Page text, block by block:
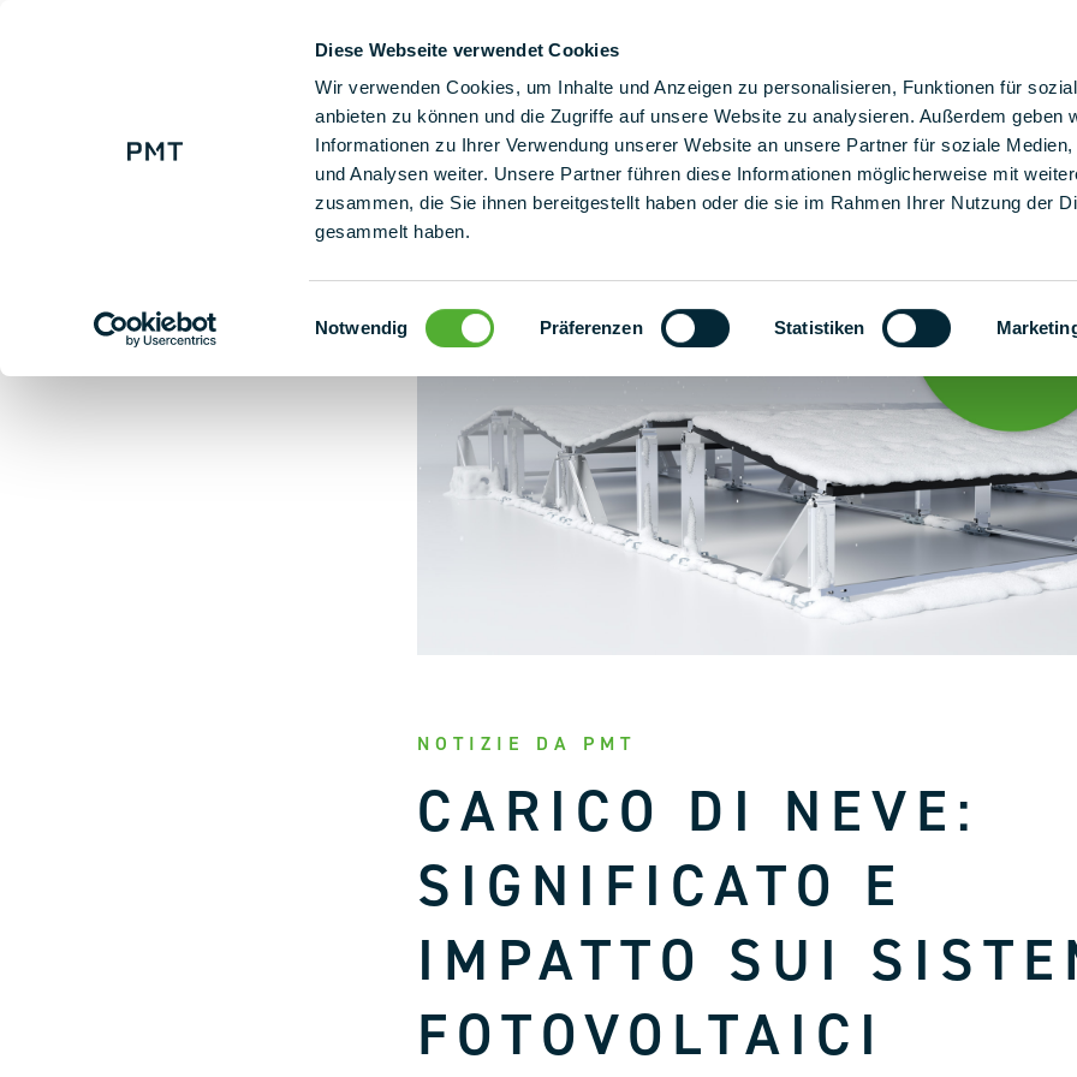
Diese Webseite verwendet Cookies
Wir verwenden Cookies, um Inhalte und Anzeigen zu personalisieren, Funktionen für
anbieten zu können und die Zugriffe auf unsere Website zu analysieren. Außerdem geben
Informationen zu Ihrer Verwendung unserer Website an unsere Partner für soziale Medien,
und Analysen weiter. Unsere Partner führen diese Informationen möglicherweise mit
zusammen, die Sie ihnen bereitgestellt haben oder die sie im Rahmen Ihrer Nutzung der
gesammelt haben.
Einwilligungsauswahl
Notwendig Präferenzen Statistiken
+ 49 (0) 9225 95500 Le nostre soluzioni di assemblaggio
Carico di neve: significato e impatto sui sistemi fotovoltaici
NOTIZIE DA PMT
CARICO DI NEVE:
SIGNIFICATO E
IMPATTO SUI
FOTOVOLTAICI